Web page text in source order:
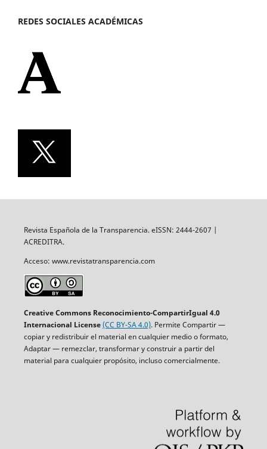
REDES SOCIALES ACADÉMICAS
Revista Española de la Transparencia. eISSN: 2444-2607 |
ACREDITRA.
Acceso: www.revistatransparencia.com
Creative Commons Reconocimiento-CompartirIgual 4.0
Internacional License(CC BY-SA 4.0). Permite Compartir —
copiar y redistribuir el material en cualquier medio o formato,
Adaptar — remezclar, transformar y construir a partir del
material para cualquier propósito, incluso comercialmente.